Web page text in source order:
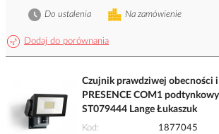
Dodaj do porównania
Na zamówienie
Do ustalenia
Czujnik prawdziwej obecności i
PRESENCE COM1
ST079444 Lange Łukaszuk
Kod
1877045